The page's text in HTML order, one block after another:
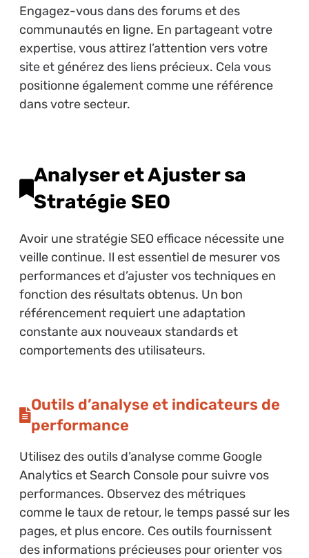
Engagez-vous dans des forums et des
communautés en ligne. En partageant votre
expertise, vous attirez l’attention vers votre
site et générez des liens précieux. Cela vous
positionne également comme une référence
dans votre secteur.
Analyser et Ajuster sa
Stratégie SEO
Avoir une stratégie SEO efficace nécessite une
veille continue. Il est essentiel de mesurer vos
performances et d’ajuster vos techniques en
fonction des résultats obtenus. Un bon
référencement requiert une adaptation
constante aux nouveaux standards et
comportements des utilisateurs.
Outils d’analyse et indicateurs de
performance
Utilisez des outils d’analyse comme Google
Analytics et Search Console pour suivre vos
performances. Observez des métriques
comme le taux de retour, le temps passé sur les
pages, et plus encore. Ces outils fournissent
des informations précieuses pour orienter vos